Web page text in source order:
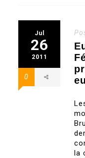
Jul
26
2011
0
la